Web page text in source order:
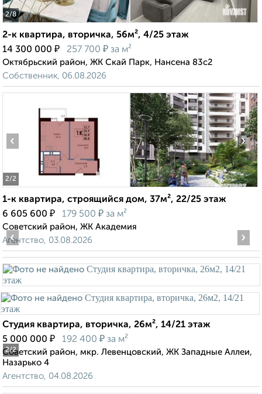
2/8
2-к квартира, вторичка, 56м², 4/25 этаж
14 300 000 ₽ 257 700 ₽ за м²
Октябрьский район, ЖК Скай Парк, Нансена 83с2
Собственник, 06.08.2026
2/2
‹ ›
1-к квартира, строящийся дом, 37м², 22/25 этаж
6 605 600 ₽ 179 500 ₽ за м²
Советский район, ЖК Академия
Агентство, 03.08.2026
2/2
‹ ›
Студия квартира, вторичка, 26м², 14/21 этаж
5 000 000 ₽ 192 400 ₽ за м²
Советский район, мкр. Левенцовский, ЖК Западные Аллеи,
Назарько 4
Агентство, 04.08.2026